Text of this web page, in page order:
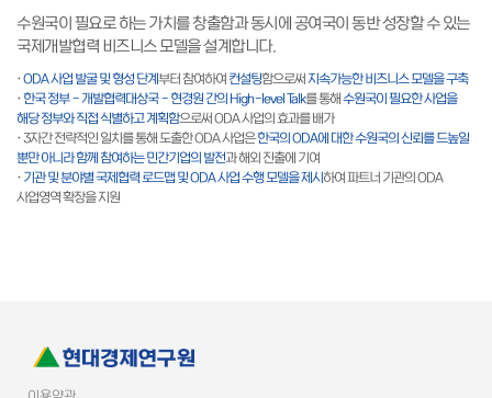
수원국이 필요로 하는 가치를 창출함과 동시에 공여국이 동반 성장할 수 있는
국제개발협력 비즈니스 모델을 설계합니다.
·ODA 사업 발굴 및 형성 단계부터 참여하여컨설팅함으로써지속가능한 비즈니스 모델을 구축
·한국 정부 - 개발협력대상국 - 현경원 간의 High-level Talk를 통해수원국이 필요한 사업을
해당 정부와 직접 식별하고 계획함으로써 ODA 사업의 효과를 배가
· 3자간 전략적인 일치를 통해 도출한 ODA 사업은한국의 ODA에 대한 수원국의 신뢰를 드높일
뿐만 아니라 함께 참여하는 민간기업의 발전과 해외 진출에 기여
·기관 및 분야별 국제협력 로드맵 및 ODA 사업 수행 모델을 제시하여 파트너 기관의 ODA
사업영역 확장을 지원